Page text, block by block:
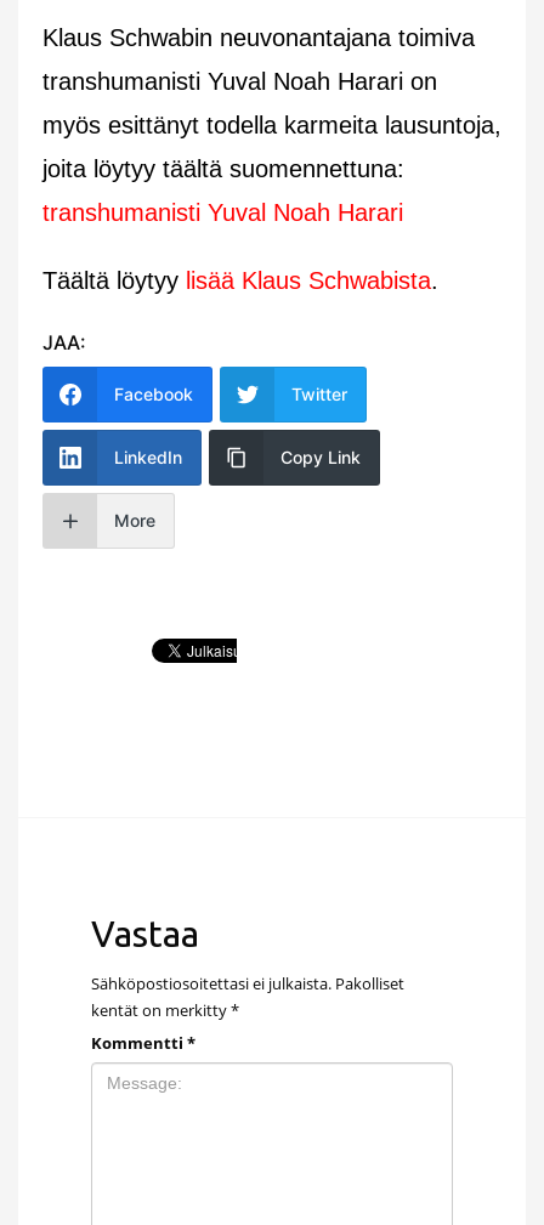
Klaus Schwabin neuvonantajana toimiva
transhumanisti Yuval Noah Harari on
myös esittänyt todella karmeita lausuntoja,
joita löytyy täältä suomennettuna:
transhumanisti Yuval Noah Harari
Täältä löytyy lisää Klaus Schwabista.
JAA:
Facebook Twitter
LinkedIn Copy Link
More
Vastaa
Sähköpostiosoitettasi ei julkaista. Pakolliset
kentät on merkitty*
Kommentti *